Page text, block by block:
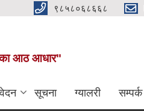
९८५८०६८६६८
आठ आधार"
सूचना ग्यालरी सम्पर्क